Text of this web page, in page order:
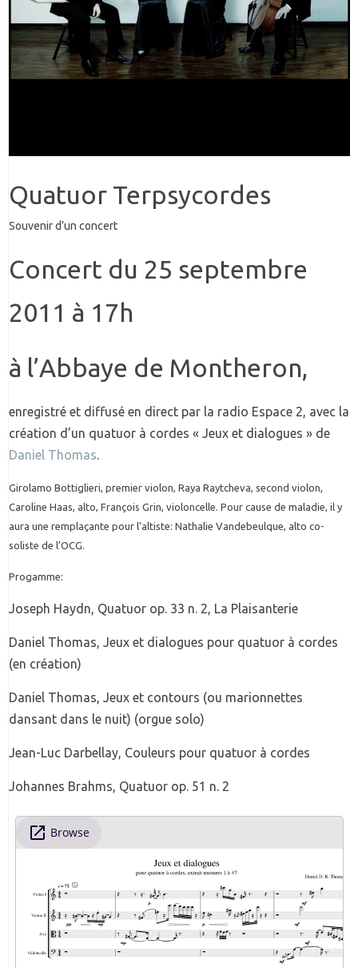
Quatuor Terpsycordes
Souvenir d’un concert
Concert du 25 septembre
2011 à 17h
à l’Abbaye de Montheron,
enregistré et diffusé en direct par la radio Espace 2, avec la
création d’un quatuor à cordes « Jeux et dialogues » de
Daniel Thomas.
Girolamo Bottiglieri, premier violon, Raya Raytcheva, second violon,
Caroline Haas, alto, François Grin, violoncelle. Pour cause de maladie, il y
aura une remplaçante pour l’altiste: Nathalie Vandebeulque, alto co-
soliste de l’OCG.
Progamme:
Joseph Haydn, Quatuor op. 33 n. 2, La Plaisanterie
Daniel Thomas, Jeux et dialogues pour quatuor à cordes
(en création)
Daniel Thomas, Jeux et contours (ou marionnettes
dansant dans le nuit) (orgue solo)
Jean-Luc Darbellay, Couleurs pour quatuor à cordes
Johannes Brahms, Quatuor op. 51 n. 2